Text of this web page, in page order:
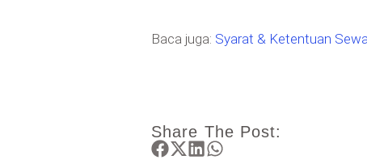
Baca juga: Syarat & Ketentuan
Share The Post: